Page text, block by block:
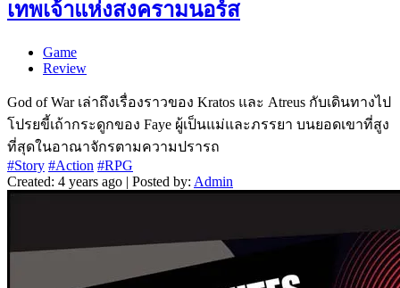
เทพเจ้าแห่งสงครามนอร์ส
Game
Review
God of War เล่าถึงเรื่องราวของ Kratos และ Atreus กับเดินทางไป
โปรยขี้เถ้ากระดูกของ Faye ผู้เป็นแม่และภรรยา บนยอดเขาที่สูง
ที่สุดในอาณาจักรตามความปรารถ
#Story #Action #RPG
Created: 4 years ago | Posted by: Admin